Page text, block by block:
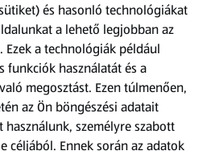
és hasonló technológiákat
a lehető legjobban az
Ezek a technológiák például
funkciók használatát és a
megosztást. Ezen túlmenően,
az Ön böngészési adatait
személyre szabott
céljából. Ennek során az adatok